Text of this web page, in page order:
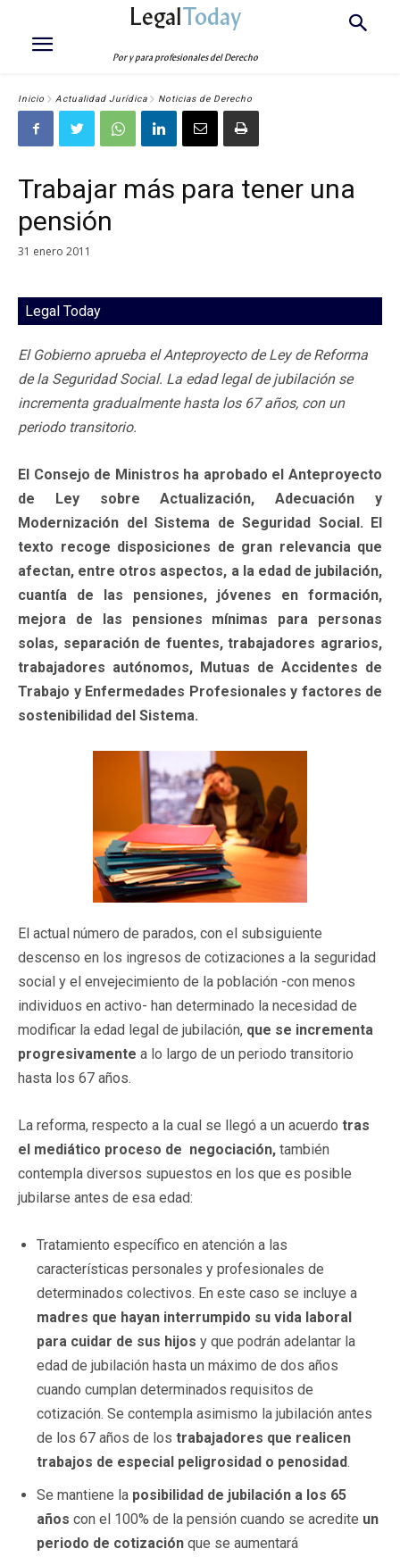
LegalToday
Por y para profesionales del Derecho
Inicio Actualidad Jurídica Noticias de Derecho
Trabajar más para tener una
pensión
31 enero 2011
Legal Today
El Gobierno aprueba el Anteproyecto de Ley de Reforma
de la Seguridad Social. La edad legal de jubilación se
incrementa gradualmente hasta los 67 años, con un
periodo transitorio.
El Consejo de Ministros ha aprobado el Anteproyecto
de Ley sobre Actualización, Adecuación y
Modernización del Sistema de Seguridad Social. El
texto recoge disposiciones de gran relevancia que
afectan, entre otros aspectos, a la edad de jubilación,
cuantía de las pensiones, jóvenes en formación,
mejora de las pensiones mínimas para personas
solas, separación de fuentes, trabajadores agrarios,
trabajadores autónomos, Mutuas de Accidentes de
Trabajo y Enfermedades Profesionales y factores de
sostenibilidad del Sistema.
El actual número de parados, con el subsiguiente
descenso en los ingresos de cotizaciones a la seguridad
social y el envejecimiento de la población -con menos
individuos en activo- han determinado la necesidad de
modificar la edad legal de jubilación, que se incrementa
progresivamente a lo largo de un periodo transitorio
hasta los 67 años.
La reforma, respecto a la cual se llegó a un acuerdo tras
el mediático proceso de negociación, también
contempla diversos supuestos en los que es posible
jubilarse antes de esa edad:
Tratamiento específico en atención a las
características personales y profesionales de
determinados colectivos. En este caso se incluye a
madres que hayan interrumpido su vida laboral
para cuidar de sus hijos y que podrán adelantar la
edad de jubilación hasta un máximo de dos años
cuando cumplan determinados requisitos de
cotización. Se contempla asimismo la jubilación antes
de los 67 años de los trabajadores que realicen
trabajos de especial peligrosidad o penosidad.
Se mantiene la posibilidad de jubilación a los 65
años con el 100% de la pensión cuando se acredite un
periodo de cotización que se aumentará